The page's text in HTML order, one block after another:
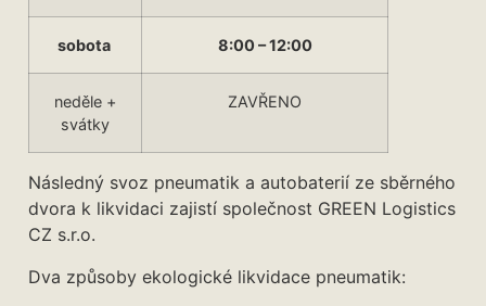
sobota 8:00 – 12:00
neděle +
svátky
ZAVŘENO
Následný svoz pneumatik a autobaterií ze sběrného
dvora k likvidaci zajistí společnost GREEN Logistics
CZ s.r.o.
Dva způsoby ekologické likvidace pneumatik: